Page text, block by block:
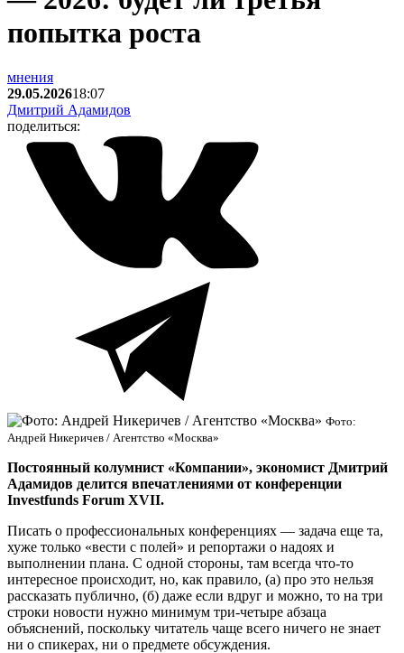
попытка роста
мнения
29.05.202618:07
Дмитрий Адамидов
поделиться:
Фото:
Андрей Никеричев / Агентство «Москва»
Постоянный колумнист «Компании», экономист Дмитрий
Адамидов делится впечатлениями от конференции
Investfunds Forum XVII.
Писать о профессиональных конференциях — задача еще та,
хуже только «вести с полей» и репортажи о надоях и
выполнении плана. С одной стороны, там всегда что-то
интересное происходит, но, как правило, (а) про это нельзя
рассказать публично, (б) даже если вдруг и можно, то на три
строки новости нужно минимум три-четыре абзаца
объяснений, поскольку читатель чаще всего ничего не знает
ни о спикерах, ни о предмете обсуждения.